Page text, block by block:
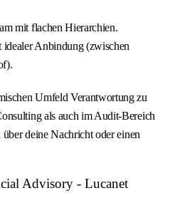
mit flachen Hierarchien.
Anbindung (zwischen
Umfeld Verantwortung zu
als auch im Audit-Bereich
deine Nachricht oder einen
Advisory - Lucanet